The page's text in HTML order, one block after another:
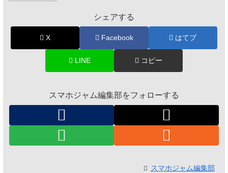
シェアする
X Facebook はてブ
LINE コピー
スマホジャム編集部をフォローする
スマホジャム編集部